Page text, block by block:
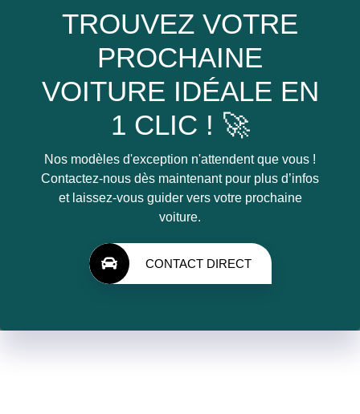
TROUVEZ VOTRE
PROCHAINE
VOITURE IDÉALE EN
1 CLIC ! 🚀
Nos modèles d'exception n'attendent que vous !
Contactez-nous dès maintenant pour plus d’infos
et laissez-vous guider vers votre prochaine
voiture.
CONTACT DIRECT